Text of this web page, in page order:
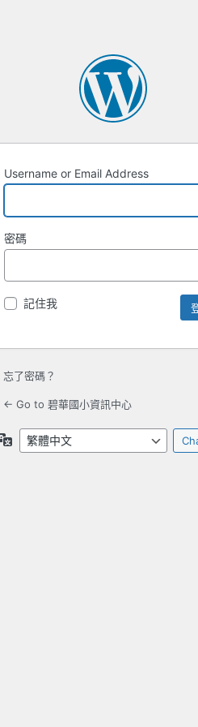
Username or Email Address
密碼
記住我
忘了密碼？
← Go to 碧華國小資訊中心
Language